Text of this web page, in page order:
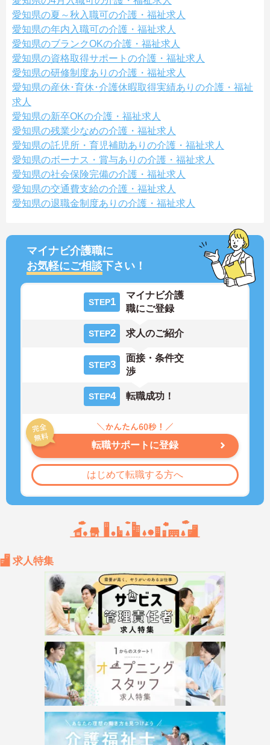
愛知県の夏～秋入職可の介護・福祉求人
愛知県の年内入職可の介護・福祉求人
愛知県のブランクOKの介護・福祉求人
愛知県の資格取得サポートの介護・福祉求人
愛知県の研修制度ありの介護・福祉求人
愛知県の産休･育休･介護休暇取得実績ありの介護・福祉
求人
愛知県の新卒OKの介護・福祉求人
愛知県の残業少なめの介護・福祉求人
愛知県の託児所・育児補助ありの介護・福祉求人
愛知県のボーナス・賞与ありの介護・福祉求人
愛知県の社会保険完備の介護・福祉求人
愛知県の交通費支給の介護・福祉求人
愛知県の退職金制度ありの介護・福祉求人
マイナビ介護職に
お気軽にご相談下さい！
STEP1
マイナビ介護
職にご登録
STEP2 求人のご紹介
STEP3
面接・条件交
渉
STEP4 転職成功！
転職サポートに登録
はじめて転職する方へ
求人特集